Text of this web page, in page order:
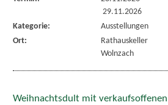
29.11.2026
Kategorie:
Ausstellungen
Ort:
Rathauskeller
Wolnzach
Weihnachtsdult mit